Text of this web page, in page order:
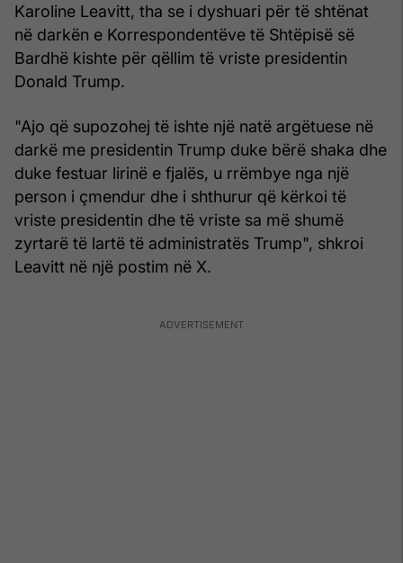
Karoline Leavitt, tha se i dyshuari për të shtënat
në darkën e Korrespondentëve të Shtëpisë së
Bardhë kishte për qëllim të vriste presidentin
Donald Trump.
"Ajo që supozohej të ishte një natë argëtuese në
darkë me presidentin Trump duke bërë shaka dhe
duke festuar lirinë e fjalës, u rrëmbye nga një
person i çmendur dhe i shthurur që kërkoi të
vriste presidentin dhe të vriste sa më shumë
zyrtarë të lartë të administratës Trump", shkroi
Leavitt në një postim në X.